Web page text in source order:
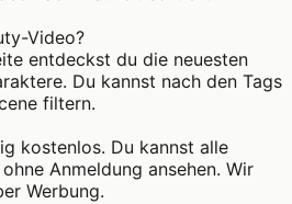
Video?
entdeckst du die neuesten
Du kannst nach den Tags
filtern.
kostenlos. Du kannst alle
Anmeldung ansehen. Wir
Werbung.